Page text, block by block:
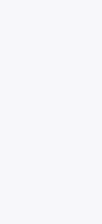
den
av